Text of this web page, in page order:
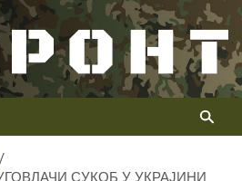
ФРОНТ
СУКОБ У УКРАЈИНИ